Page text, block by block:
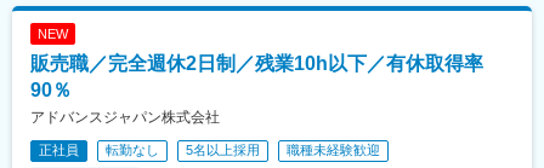
NEW
販売職／完全週休2日制／残業10h以下／有休取得率
90％
アドバンスジャパン株式会社
正社員 転勤なし 5名以上採用
職種未経験歓迎